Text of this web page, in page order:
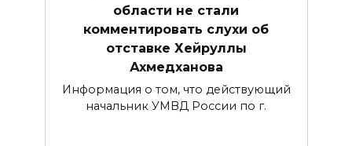
области не стали
комментировать слухи об
отставке Хейруллы
Ахмедханова
Информация о том, что действующий
начальник УМВД России по г.